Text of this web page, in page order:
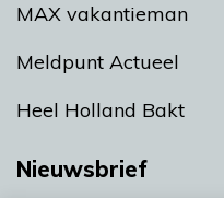
MAX vakantieman
Meldpunt Actueel
Heel Holland Bakt
Nieuwsbrief